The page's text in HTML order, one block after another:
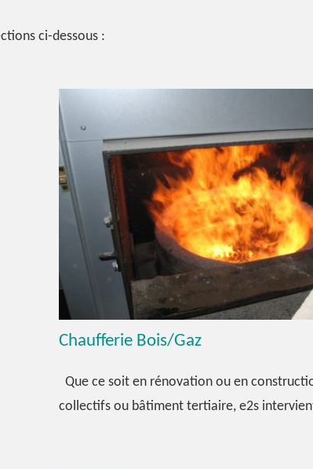
ci-dessous :
Chaufferie Bois/Gaz
Que ce soit en rénovation ou en
collectifs ou bâtiment tertiaire, e2s